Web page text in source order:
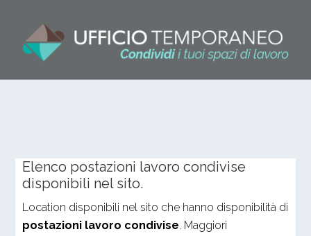
Elenco postazioni lavoro condivise
disponibili nel sito.
Location disponibili nel sito che hanno disponibilità di
postazioni lavoro condivise. Maggiori